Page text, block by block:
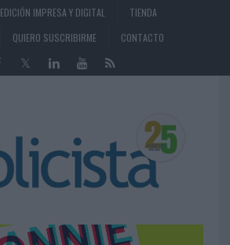
EDICIÓN IMPRESA Y DIGITAL
TIENDA
QUIERO SUSCRIBIRME CONTACTO